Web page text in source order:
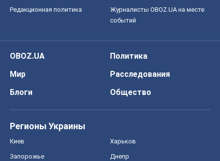
Редакционная политика
Журналисты OBOZ.UA на месте
событий
OBOZ.UA
Политика
Мир
Расследования
Блоги
Общество
Регионы Украины
Киев Харьков
Запорожье Днепр